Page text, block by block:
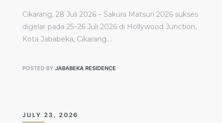
Cikarang, 28 Juli 2026 – Sakura Matsuri 2026 sukses
digelar pada 25–26 Juli 2026 di Hollywood Junction,
Kota Jababeka, Cikarang.…
POSTED BY JABABEKA RESIDENCE
JULY 23, 2026